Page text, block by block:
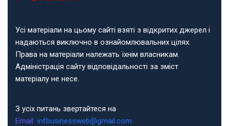
Усі матеріали на цьому сайті взяті з відкритих джерел і
надаються виключно в ознайомлювальних цілях.
Права на матеріали належать їхнім власникам.
Адміністрація сайту відповідальності за зміст
матеріалу не несе.
З усіх питань звертайтеся на
Email: infbusinessweb@gmail.com